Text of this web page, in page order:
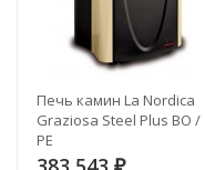
Печь камин La Nordica
Graziosa Steel Plus BO /
PE
₽